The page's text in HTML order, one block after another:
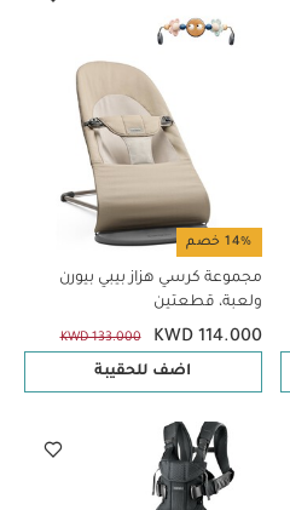
14% خصم
مجموعة كرسي هزاز بيبي بيورن
ولعبة، قطعتين
KWD 114.000
KWD 133.000
اضف للحقيبة